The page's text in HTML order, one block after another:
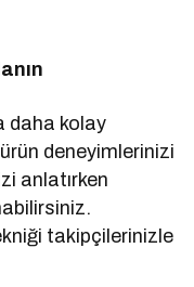
daha kolay
deneyimlerinizi
anlatırken
takipçilerinizle